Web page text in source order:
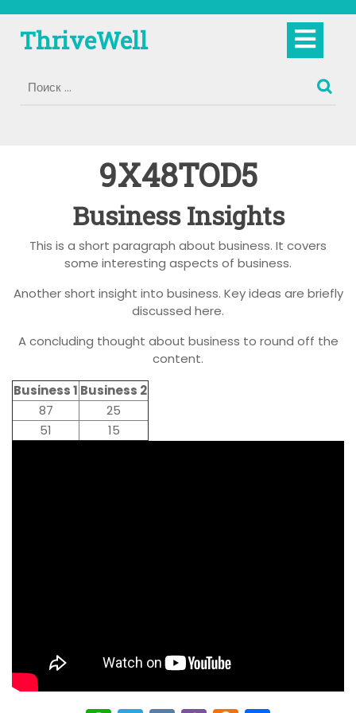
содержимому
ThriveWell
9X48TOD5
Business Insights
This is a short paragraph about business. It covers
some interesting aspects of business.
Another short insight into business. Key ideas are briefly
discussed here.
A concluding thought about business to round off the
content.
Business 1 Business 2
87
25
51
15